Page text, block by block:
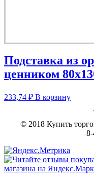
Подставка из
ценником
233,74 ₽ В корзину
© 2018 Купить